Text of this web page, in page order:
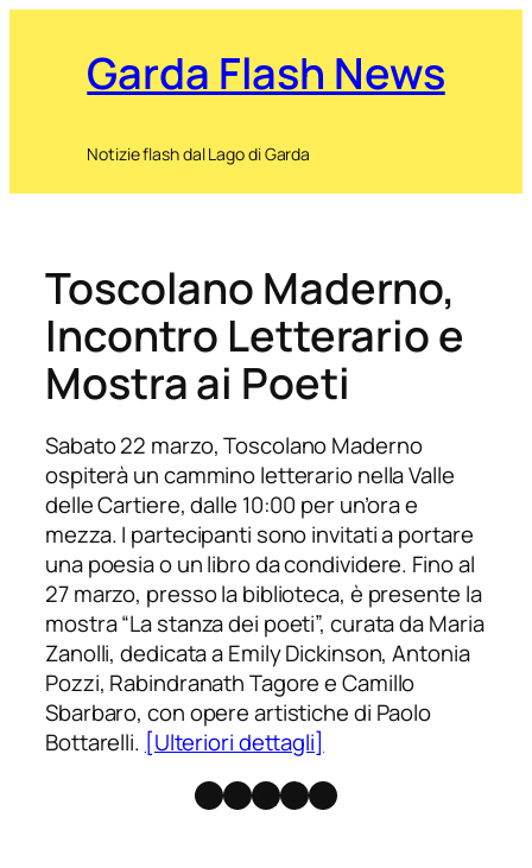
Garda Flash News
Notizie flash dal Lago di Garda
Toscolano Maderno,
Incontro Letterario e
Mostra ai Poeti
Sabato 22 marzo, Toscolano Maderno
ospiterà un cammino letterario nella Valle
delle Cartiere, dalle 10:00 per un’ora e
mezza. I partecipanti sono invitati a portare
una poesia o un libro da condividere. Fino al
27 marzo, presso la biblioteca, è presente la
mostra “La stanza dei poeti”, curata da Maria
Zanolli, dedicata a Emily Dickinson, Antonia
Pozzi, Rabindranath Tagore e Camillo
Sbarbaro, con opere artistiche di Paolo
Bottarelli. [Ulteriori dettagli]
Facebook
Instagram
X Threads
Telegram